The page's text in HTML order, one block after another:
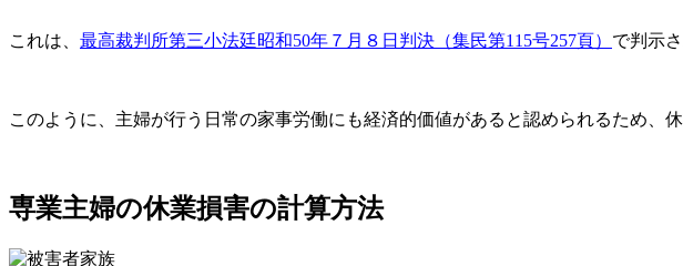
これは、 最高裁判所第三小法廷昭和50年７月８日判決（集民第115号257頁） で判示
このように、主婦が行う日常の家事労働にも経済的価値があると認められるため、
専業主婦の休業損害の計算方法